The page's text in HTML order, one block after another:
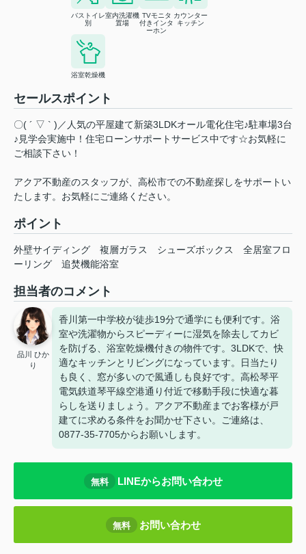
バストイレ
別
室内洗濯機
置場
TVモニタ
付きインタ
ーホン
カウンター
キッチン
浴室乾燥機
セールスポイント
〇( ´ ▽ ` )／人気の平屋建て新築3LDKオール電化住宅♪駐車場3台
♪見学会実施中！住宅ローンサポートサービス中です☆お気軽に
ご相談下さい！
アクア不動産のスタッフが、高松市での不動産探しをサポートい
たします。お気軽にご連絡ください。
ポイント
外壁サイディング 複層ガラス シューズボックス
全居室フロ
ーリング
追焚機能浴室
担当者のコメント
品川 ひか
り
香川第一中学校が徒歩19分で通学にも便利です。浴
室や洗濯物からスピーディーに湿気を除去してカビ
を防げる、浴室乾燥機付きの物件です。3LDKで、快
適なキッチンとリビングになっています。日当たり
も良く、窓が多いので風通しも良好です。高松琴平
電気鉄道琴平線空港通り付近で移動手段に快適な暮
らしを送りましょう。アクア不動産までお客様が戸
建てに求める条件をお聞かせ下さい。ご連絡は、
0877-35-7705からお願いします。
無料 LINEからお問い合わせ
無料 お問い合わせ